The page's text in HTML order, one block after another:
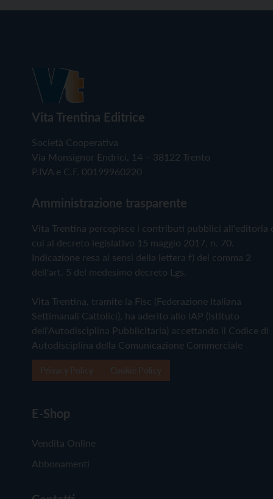
Vita Trentina Editrice
Società Cooperativa
Via Monsignor Endrici, 14 – 38122 Trento
P.IVA e C.F. 00199960220
Amministrazione trasparente
Vita Trentina percepisce i contributi pubblici all'editoria
cui al decreto legislativo 15 maggio 2017, n. 70.
Indicazione resa ai sensi della lettera f) del comma 2
dell'art. 5 del medesimo decreto Lgs.
Vita Trentina, tramite la Fisc (Federazione Italiana
Settimanali Cattolici), ha aderito allo IAP (Istituto
dell'Autodisciplina Pubblicitaria) accettando il Codice di
Autodisciplina della Comunicazione Commerciale
E-Shop
Vendita Online
Abbonamenti